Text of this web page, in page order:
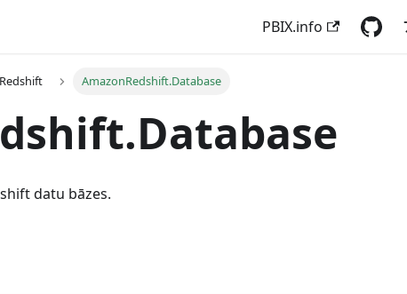
PBIX.info
AmazonRedshift.Database
datu bāzes.